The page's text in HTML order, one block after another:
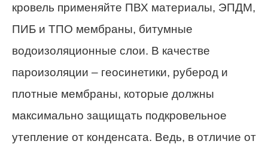
кровель применяйте ПВХ материалы, ЭПДМ,
ПИБ и ТПО мембраны, битумные
водоизоляционные слои. В качестве
пароизоляции – геосинетики, руберод и
плотные мембраны, которые должны
максимально защищать подкровельное
утепление от конденсата. Ведь, в отличие от